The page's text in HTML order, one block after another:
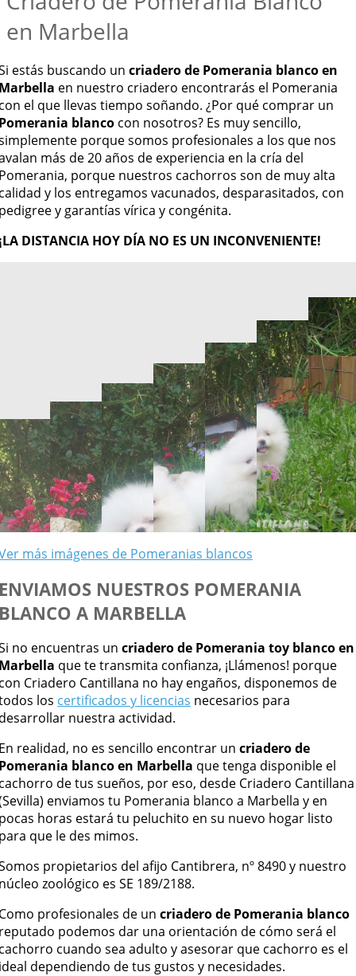
en Marbella
estás buscando un criadero de Pomerania blanco en
en nuestro criadero encontrarás el Pomerania
el que llevas tiempo soñando. ¿Por qué comprar un
blanco con nosotros? Es muy sencillo,
porque somos profesionales a los que nos
más de 20 años de experiencia en la cría del
porque nuestros cachorros son de muy alta
y los entregamos vacunados, desparasitados, con
y garantías vírica y congénita.
DISTANCIA HOY DÍA NO ES UN INCONVENIENTE!
más imágenes de Pomeranias blancos
NUESTROS POMERANIA
A MARBELLA
no encuentras un criadero de Pomerania toy blanco en
que te transmita confianza, ¡Llámenos! porque
Criadero Cantillana no hay engaños, disponemos de
los certificados y licencias necesarios para
nuestra actividad.
realidad, no es sencillo encontrar un criadero de
blanco en Marbella que tenga disponible el
de tus sueños, por eso, desde Criadero Cantillana
enviamos tu Pomerania blanco a Marbella y en
horas estará tu peluchito en su nuevo hogar listo
que le des mimos.
propietarios del afijo Cantibrera, nº 8490 y nuestro
zoológico es SE 189/2188.
profesionales de un criadero de Pomerania blanco
podemos dar una orientación de cómo será el
cuando sea adulto y asesorar que cachorro es el
dependiendo de tus gustos y necesidades.